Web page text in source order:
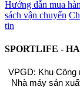
Hướng dẫn mua
sách vận chuyển
tin
SPORTLIFE -
VPGD: Khu Công
Nhà máy sản